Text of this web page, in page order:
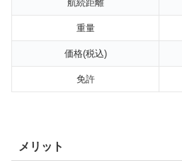
航続距離
重量
価格(税込)
免許
メリット